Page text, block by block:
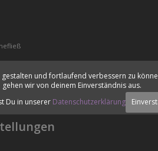
und fortlaufend verbessern zu
wir von deinem Einverständnis aus.
Du in unserer Datenschutzerklärung